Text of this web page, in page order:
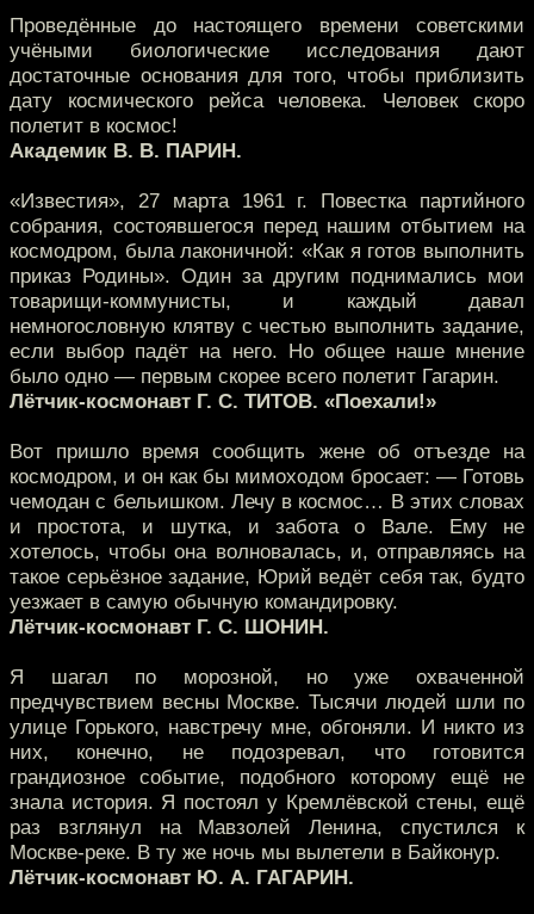
Проведённые до настоящего времени советскими
учёными биологические исследования дают
достаточные основания для того, чтобы приблизить
дату космического рейса человека. Человек скоро
полетит в космос!
Академик В. В. ПАРИН.
«Известия», 27 марта 1961 г. Повестка партийного
собрания, состоявшегося перед нашим отбытием на
космодром, была лаконичной: «Как я готов выполнить
приказ Родины». Один за другим поднимались мои
товарищи-коммунисты, и каждый давал
немногословную клятву с честью выполнить задание,
если выбор падёт на него. Но общее наше мнение
было одно — первым скорее всего полетит Гагарин.
Лётчик-космонавт Г. С. ТИТОВ. «Поехали!»
Вот пришло время сообщить жене об отъезде на
космодром, и он как бы мимоходом бросает: — Готовь
чемодан с бельишком. Лечу в космос… В этих словах
и простота, и шутка, и забота о Вале. Ему не
хотелось, чтобы она волновалась, и, отправляясь на
такое серьёзное задание, Юрий ведёт себя так, будто
уезжает в самую обычную командировку.
Лётчик-космонавт Г. С. ШОНИН.
Я шагал по морозной, но уже охваченной
предчувствием весны Москве. Тысячи людей шли по
улице Горького, навстречу мне, обгоняли. И никто из
них, конечно, не подозревал, что готовится
грандиозное событие, подобного которому ещё не
знала история. Я постоял у Кремлёвской стены, ещё
раз взглянул на Мавзолей Ленина, спустился к
Москве-реке. В ту же ночь мы вылетели в Байконур.
Лётчик-космонавт Ю. А. ГАГАРИН.